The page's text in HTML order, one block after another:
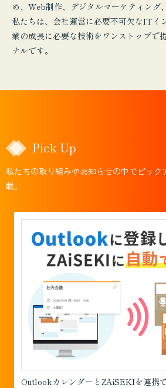
企画・提案
め、Web制作、デジタルマーケティング
私たちは、会社運営に必要不可欠なITイ
業の成長に必要な技術をワンストップで
ナルです。
Pick Up
私たちの取り組みやお知らせの中でピック
載。
OutlookカレンダーとZAiSEKIを連携